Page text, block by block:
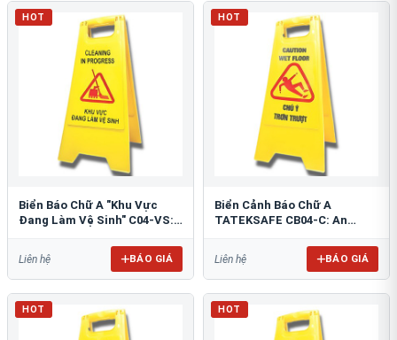
HOT
Biển Báo Chữ A "Khu Vực
Đang Làm Vệ Sinh" C04-VS:
Liên hệ BÁO GIÁ
HOT
Biển Cảnh Báo Chữ A
TATEKSAFE CB04-C: An
Liên hệ BÁO GIÁ
HOT HOT